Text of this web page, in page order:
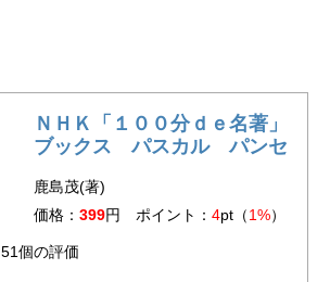
ＮＨＫ「１００分ｄｅ名著」
ブックス パスカル パンセ
鹿島茂(著)
価格： 399円 ポイント： 4pt（1%）
51個の評価